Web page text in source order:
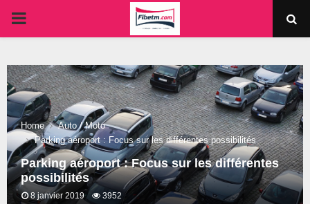
PRIMARY
Home
Auto / Moto
Parking aéroport : Focus sur les différentes possibilités
Parking aéroport : Focus sur les différentes
possibilités
8 janvier 2019 3952